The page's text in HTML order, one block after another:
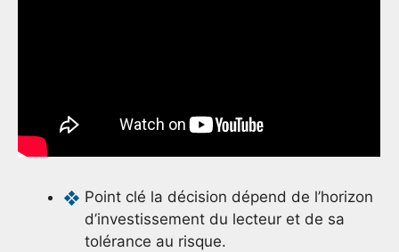
Point clé la décision dépend de l’horizon
d’investissement du lecteur et de sa
tolérance au risque.